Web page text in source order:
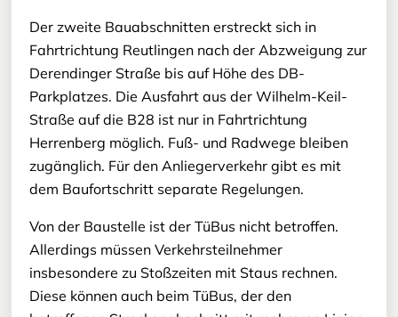
Der zweite Bauabschnitten erstreckt sich in
Fahrtrichtung Reutlingen nach der Abzweigung zur
Derendinger Straße bis auf Höhe des DB-
Parkplatzes. Die Ausfahrt aus der Wilhelm-Keil-
Straße auf die B28 ist nur in Fahrtrichtung
Herrenberg möglich. Fuß- und Radwege bleiben
zugänglich. Für den Anliegerverkehr gibt es mit
dem Baufortschritt separate Regelungen.
Von der Baustelle ist der TüBus nicht betroffen.
Allerdings müssen Verkehrsteilnehmer
insbesondere zu Stoßzeiten mit Staus rechnen.
Diese können auch beim TüBus, der den